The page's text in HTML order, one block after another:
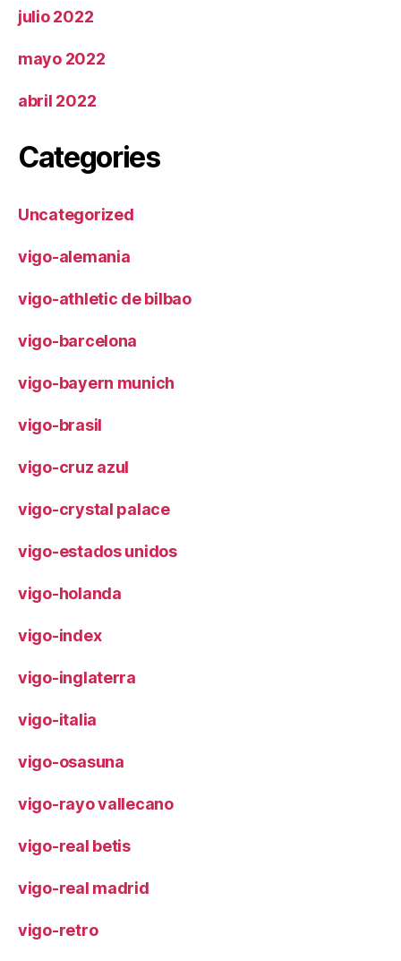
julio 2022
mayo 2022
abril 2022
Categories
Uncategorized
vigo-alemania
vigo-athletic de bilbao
vigo-barcelona
vigo-bayern munich
vigo-brasil
vigo-cruz azul
vigo-crystal palace
vigo-estados unidos
vigo-holanda
vigo-index
vigo-inglaterra
vigo-italia
vigo-osasuna
vigo-rayo vallecano
vigo-real betis
vigo-real madrid
vigo-retro